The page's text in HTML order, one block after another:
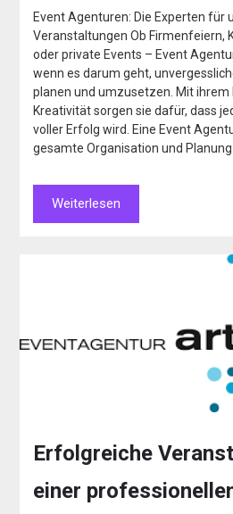
Event Agenturen: Die Experten für
Veranstaltungen Ob Firmenfeiern,
oder private Events – Event
wenn es darum geht,
planen und umzusetzen. Mit ihrem
Kreativität sorgen sie dafür, dass
voller Erfolg wird. Eine Event
gesamte Organisation und Planung…
Weiterlesen
Erfolgreiche
einer